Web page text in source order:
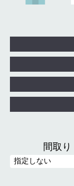
間取り